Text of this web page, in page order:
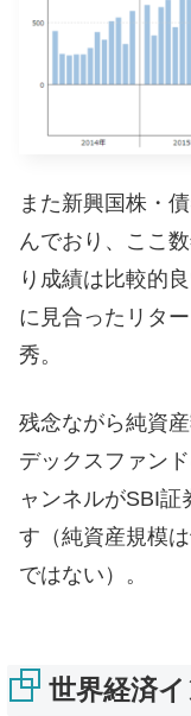
また新興国株・
んでおり、ここ
り成績は比較的
に見合ったリタ
秀。
残念ながら純資
デックスファン
ャンネルがSBI証
す（純資産規模
ではない）。
世界経済